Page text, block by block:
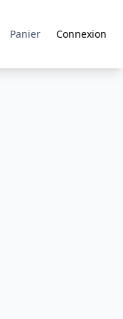
Panier Connexion